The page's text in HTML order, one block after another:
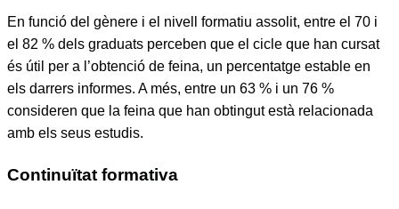
En funció del gènere i el nivell formatiu assolit, entre el 70 i
el 82 % dels graduats perceben que el cicle que han cursat
és útil per a l’obtenció de feina, un percentatge estable en
els darrers informes. A més, entre un 63 % i un 76 %
consideren que la feina que han obtingut està relacionada
amb els seus estudis.
Continuïtat formativa